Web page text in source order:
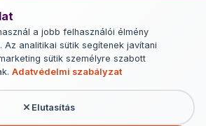
a jobb felhasználói élmény
analitikai sütik segítenek javítani
sütik személyre szabott
Adatvédelmi szabályzat
Elutasítás
2 890 Ft
RÉSZLETEK